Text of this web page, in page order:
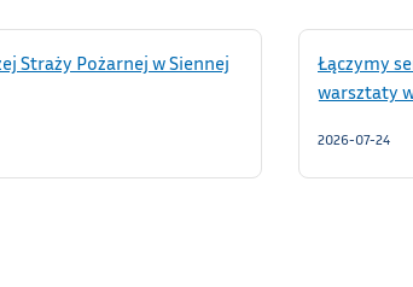
Straży Pożarnej w Siennej
Łączymy
warsztaty
2026-07-24